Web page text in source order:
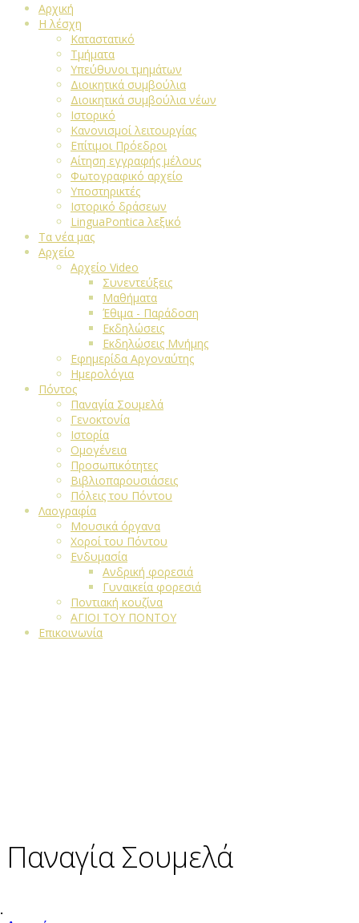
Αρχική
Η λέσχη
Καταστατικό
Τμήματα
Υπεύθυνοι τμημάτων
Διοικητικά συμβούλια
Διοικητικά συμβούλια νέων
Ιστορικό
Κανονισμοί λειτουργίας
Επίτιμοι Πρόεδροι
Αίτηση εγγραφής μέλους
Φωτογραφικό αρχείο
Υποστηρικτές
Ιστορικό δράσεων
LinguaPontica λεξικό
Τα νέα μας
Αρχείο
Αρχείο Video
Συνεντεύξεις
Μαθήματα
Έθιμα - Παράδοση
Εκδηλώσεις
Εκδηλώσεις Μνήμης
Εφημερίδα Αργοναύτης
Ημερολόγια
Πόντος
Παναγία Σουμελά
Γενοκτονία
Ιστορία
Ομογένεια
Προσωπικότητες
Βιβλιοπαρουσιάσεις
Πόλεις του Πόντου
Λαογραφία
Μουσικά όργανα
Χοροί του Πόντου
Ενδυμασία
Ανδρική φορεσιά
Γυναικεία φορεσιά
Ποντιακή κουζίνα
ΑΓΙΟΙ ΤΟΥ ΠΟΝΤΟΥ
Επικοινωνία
Παναγία Σουμελά